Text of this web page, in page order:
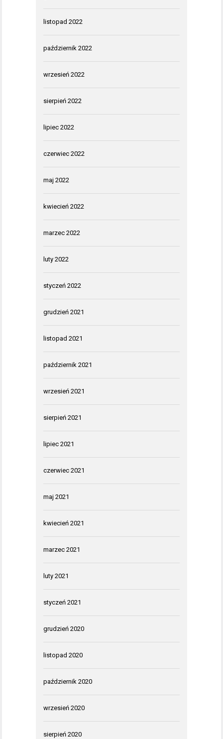
listopad 2022
październik 2022
wrzesień 2022
sierpień 2022
lipiec 2022
czerwiec 2022
maj 2022
kwiecień 2022
marzec 2022
luty 2022
styczeń 2022
grudzień 2021
listopad 2021
październik 2021
wrzesień 2021
sierpień 2021
lipiec 2021
czerwiec 2021
maj 2021
kwiecień 2021
marzec 2021
luty 2021
styczeń 2021
grudzień 2020
listopad 2020
październik 2020
wrzesień 2020
sierpień 2020